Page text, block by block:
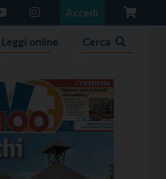
Accedi
Leggi online Cerca